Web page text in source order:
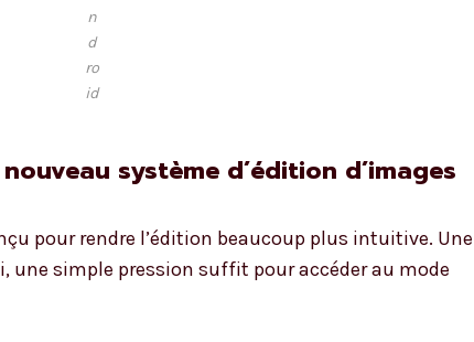
n
d
ro
id
système d’édition d’images
pour rendre l’édition beaucoup plus intuitive. Une
une simple pression suffit pour accéder au mode